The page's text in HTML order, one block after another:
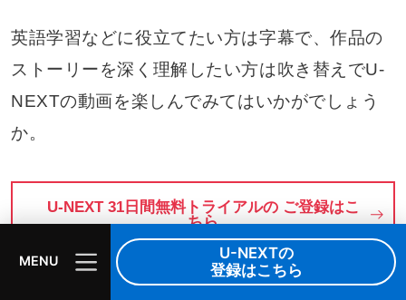
MENU
U-NEXTの
登録はこちら
英語学習などに役立てたい方は字幕で、作品の
ストーリーを深く理解したい方は吹き替えでU-
NEXTの動画を楽しんでみてはいかがでしょう
か。
U-NEXT 31日間無料トライアルの ご登録はこ
ちら